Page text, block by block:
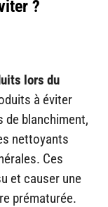
?
lors du
à éviter
de blanchiment,
nettoyants
Ces
et causer une
prématurée.